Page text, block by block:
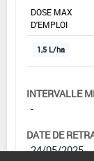
DOSE MAX
D'EMPLOI
1,5 L/ha
INTERVALLE
-
DATE DE
24/05/2025